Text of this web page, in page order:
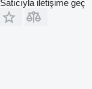
Satıcıyla iletişime geç